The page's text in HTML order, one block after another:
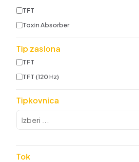
TFT
Toxin Absorber
Tip zaslona
TFT
TFT (120 Hz)
Tipkovnica
Tok